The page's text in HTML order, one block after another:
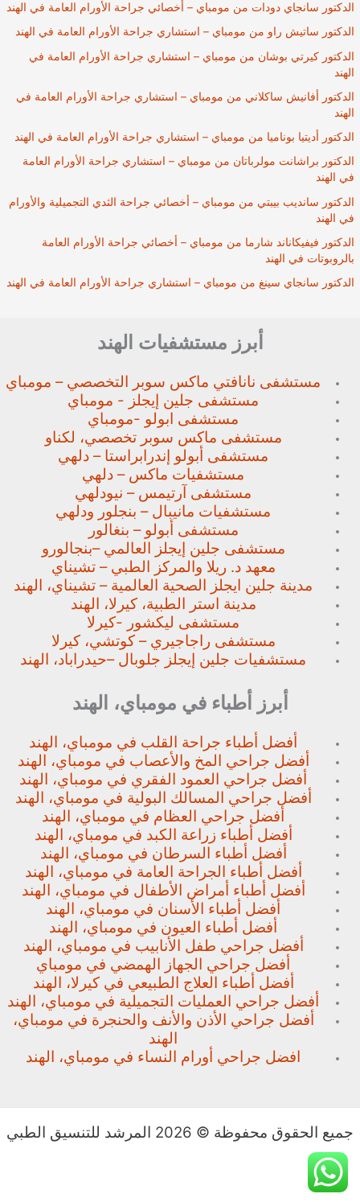
الدكتور سانجاي دودات من مومباي – أخصائي جراحة الأورام العامة في الهند
الدكتور ساتيش راو من مومباي – استشاري جراحة الأورام العامة في الهند
الدكتور كيرتي بوشان من مومباي – استشاري جراحة الأورام العامة في
الهند
الدكتور أفانيش ساكلاني من مومباي – استشاري جراحة الأورام العامة في
الهند
الدكتور أديتيا بوناميا من مومباي – استشاري جراحة الأورام العامة في الهند
الدكتور براشانت مولرباتان من مومباي – استشاري جراحة الأورام العامة
في الهند
الدكتور سانديب بيبتي من مومباي – أخصائي جراحة الثدي التجميلية والأورام
في الهند
الدكتور فيفيكاناند شارما من مومباي – أخصائي جراحة الأورام العامة
بالروبوتات في الهند
الدكتور سانجاي سينغ من مومباي – استشاري جراحة الأورام العامة في الهند
أبرز مستشفيات الهند
مستشفى نانافتي ماكس سوبر التخصصي – مومباي
مستشفى جلين إيجلز - مومباي
مستشفى ابولو -مومباي
مستشفى ماكس سوبر تخصصي، لكناو
مستشفى أبولو إندرابراستا – دلهي
مستشفيات ماكس – دلهي
مستشفى آرتيمس – نيودلهي
مستشفيات مانيبال – بنجلور ودلهي
مستشفى أبولو – بنغالور
مستشفى جلين إيجلز العالمي –بنجالورو
معهد د. ريلا والمركز الطبي – تشيناي
مدينة جلين ايجلز الصحية العالمية – تشيناي، الهند
مدينة استر الطبية، كيرلا، الهند
مستشفى ليكشور -كيرلا
مستشفى راجاجيري – كوتشي، كيرلا
مستشفيات جلين إيجلز جلوبال –حيدراباد، الهند
أبرز أطباء في مومباي، الهند
أفضل أطباء جراحة القلب في مومباي، الهند
أفضل جراحي المخ والأعصاب في مومباي، الهند
أفضل جراحي العمود الفقري في مومباي، الهند
أفضل جراحي المسالك البولية في مومباي، الهند
أفضل جراحي العظام في مومباي، الهند
أفضل أطباء زراعة الكبد في مومباي، الهند
أفضل أطباء السرطان في مومباي، الهند
أفضل أطباء الجراحة العامة في مومباي، الهند
أفضل أطباء أمراض الأطفال في مومباي، الهند
أفضل أطباء الأسنان في مومباي، الهند
أفضل أطباء العيون في مومباي، الهند
أفضل جراحي طفل الأنابيب في مومباي، الهند
أفضل جراحي الجهاز الهمضي في مومباي
أفضل أطباء العلاج الطبيعي في كيرلا، الهند
أفضل جراحي العمليات التجميلية في مومباي، الهند
أفضل جراحي الأذن والأنف والحنجرة في مومباي،
الهند
افضل جراحي أورام النساء في مومباي، الهند
جميع الحقوق محفوظة © 2026 المرشد للتنسيق الطبي